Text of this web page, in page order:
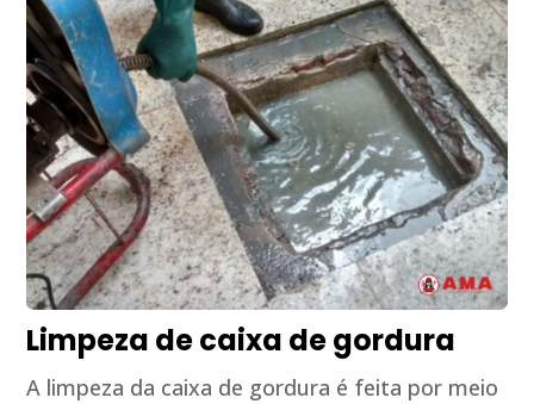
Limpeza de caixa de gordura
A limpeza da caixa de gordura é feita por meio